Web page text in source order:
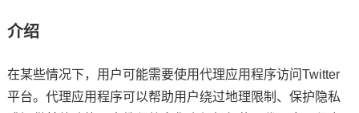
介绍
在某些情况下，用户可能需要使用代理应用程序访问Twitter
平台。代理应用程序可以帮助用户绕过地理限制、保护隐私